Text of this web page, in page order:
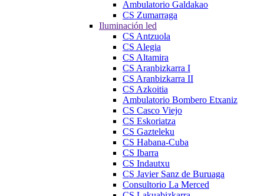
Ambulatorio Galdakao
CS Zumarraga
Iluminación led
CS Antzuola
CS Alegia
CS Altamira
CS Aranbizkarra I
CS Aranbizkarra II
CS Azkoitia
Ambulatorio Bombero Etxaniz
CS Casco Viejo
CS Eskoriatza
CS Gazteleku
CS Habana-Cuba
CS Ibarra
CS Indautxu
CS Javier Sanz de Buruaga
Consultorio La Merced